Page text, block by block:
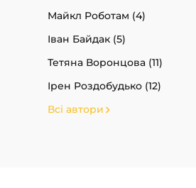
Майкл Роботам (4)
Іван Байдак (5)
Тетяна Воронцова (11)
Ірен Роздобудько (12)
Всі автори